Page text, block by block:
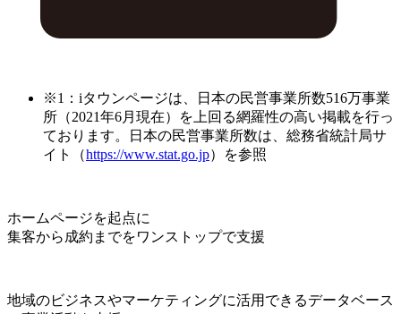
※1：iタウンページは、日本の民営事業所数516万事業
所（2021年6月現在）を上回る網羅性の高い掲載を行っ
ております。日本の民営事業所数は、総務省統計局サ
イト（https://www.stat.go.jp）を参照
ホームページを起点に
集客から成約までをワンストップで支援
地域のビジネスやマーケティングに活用できるデータベース